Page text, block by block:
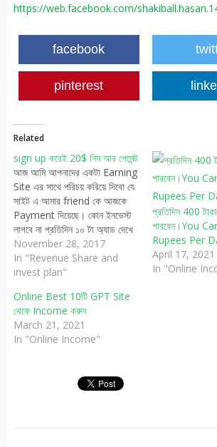
https://web.facebook.com/
facebook
pinterest
Related
sign up করেই 20$ নিন আর পেমেন্ট
আজ আমি আপনাদের একটা Earning
Site এর সাথে পরিচয় করিয়ে দিবো যে
সাইট এ আমার friend কে আজকে
Payment দিয়েছে। কোন ইনভেস্ট
লাগবে না প্রতিদিন ১০ টা অ্যাড দেখে
$০. ৪০ ইনকাম।আর Refer করতে
পারলে তো প্রতিদিন Unlimited
income করতে পারবেন পেমেন্ট পাবেন
money/ bitcoin এ আমার দেখা
এইটাই…
November 28, 2017
In "Revenue Share and
invest plan"
প্রতিদিন 400
পারবেন।You
Rupees Per
April 17, 2021
In "Online
Online Best 10টি GPT Site
থেকে Income করুন
March 21, 2021
In "Online Income"